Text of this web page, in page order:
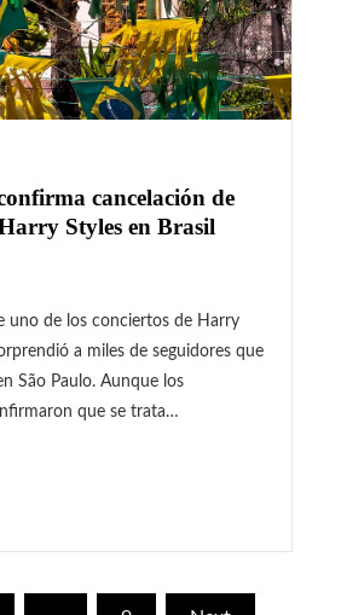
cancelación de
Styles en Brasil
uno de los conciertos de Harry
a miles de seguidores que
São Paulo. Aunque los
que se trata…